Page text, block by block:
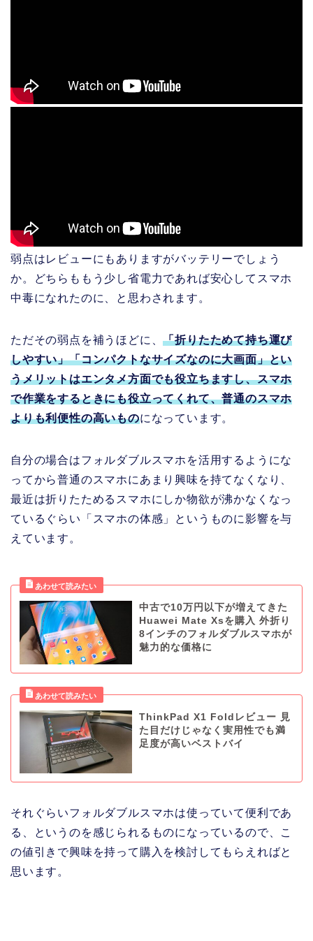
弱点はレビューにもありますがバッテリーでしょう
か。どちらももう少し省電力であれば安心してスマホ
中毒になれたのに、と思わされます。
ただその弱点を補うほどに、「折りたためて持ち運び
しやすい」「コンパクトなサイズなのに大画面」とい
うメリットはエンタメ方面でも役立ちますし、スマホ
で作業をするときにも役立ってくれて、普通のスマホ
よりも利便性の高いものになっています。
自分の場合はフォルダブルスマホを活用するようにな
ってから普通のスマホにあまり興味を持てなくなり、
最近は折りたためるスマホにしか物欲が沸かなくなっ
ているぐらい「スマホの体感」というものに影響を与
えています。
中古で10万円以下が増えてきた
Huawei Mate Xsを購入 外折り
8インチのフォルダブルスマホが
魅力的な価格に
ThinkPad X1 Foldレビュー 見
た目だけじゃなく実用性でも満
足度が高いベストバイ
それぐらいフォルダブルスマホは使っていて便利であ
る、というのを感じられるものになっているので、こ
の値引きで興味を持って購入を検討してもらえればと
思います。